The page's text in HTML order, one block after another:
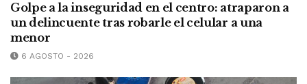
Golpe a la inseguridad en el centro: atraparon a
un delincuente tras robarle el celular a una
menor
6 AGOSTO - 2026